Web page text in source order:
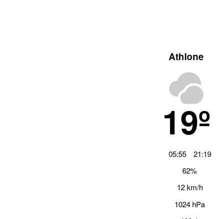
Athlone
19º
05:55
21:19
62%
12 km/h
1024 hPa